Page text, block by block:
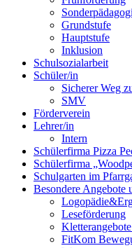
Grundstufe
Hauptstufe
Inklusion
Schulsozialarbeit
Schüler/in
Sicherer Weg
SMV
Förderverein
Lehrer/in
Intern
Schülerfirma Pizza
Schülerfirma
Schulgarten im
Besondere Angebote
Leseförderung
FitKom